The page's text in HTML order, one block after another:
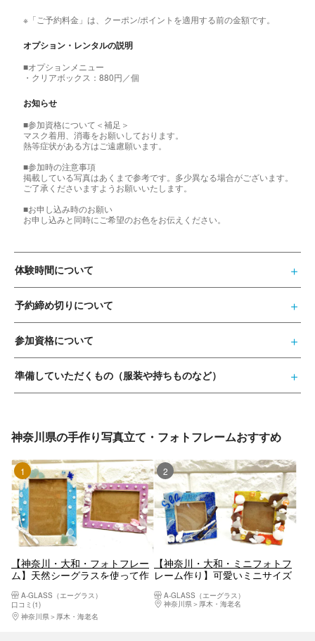
※「ご予約料金」は、クーポン/ポイントを適用する前の金額です。
オプション・レンタルの説明
■オプションメニュー
・クリアボックス：880円／個
お知らせ
■参加資格について＜補足＞
マスク着用、消毒をお願いしております。
熱等症状がある方はご遠慮願います。
■参加時の注意事項
掲載している写真はあくまで参考です。多少異なる場合がございます。
ご了承くださいますようお願いいたします。
■お申し込み時のお願い
お申し込みと同時にご希望のお色をお伝えください。
体験時間について
予約締め切りについて
参加資格について
準備していただくもの（服装や持ちものなど）
神奈川県の手作り写真立て・フォトフレームおすすめ
1位
【神奈川・大和・フォトフレー
ム】天然シーグラスを使って作
A-GLASS（エーグラス）
口コミ(1)
神奈川県
厚木・海老名
2位
【神奈川・大和・ミニフォトフ
レーム作り】可愛いミニサイズ
A-GLASS（エーグラス）
神奈川県
厚木・海老名